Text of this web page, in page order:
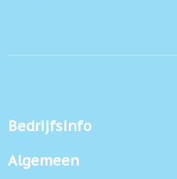
Bedrijfsinfo
Algemeen